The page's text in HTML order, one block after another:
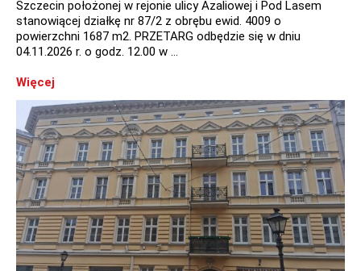
Szczecin położonej w rejonie ulicy Azaliowej i Pod Lasem
stanowiącej działkę nr 87/2 z obrębu ewid. 4009 o
powierzchni 1687 m2. PRZETARG odbędzie się w dniu
04.11.2026 r. o godz. 12.00 w …
Więcej